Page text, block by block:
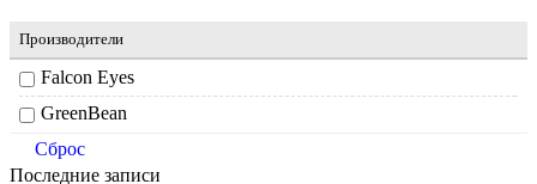
Производители
Falcon Eyes
GreenBean
Сброс
Последние записи